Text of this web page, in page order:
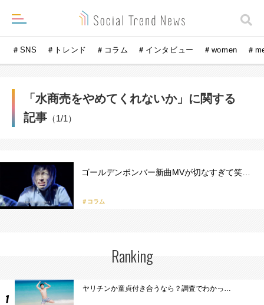
＃SNS ＃トレンド ＃コラム ＃インタビュー ＃women ＃
「水商売をやめてくれないか」に関する
記事 （1/1）
ゴールデンボンバー新曲MVが切なすぎて笑…
＃コラム
Ranking
ヤリチンか童貞付き合うなら？調査でわかっ…